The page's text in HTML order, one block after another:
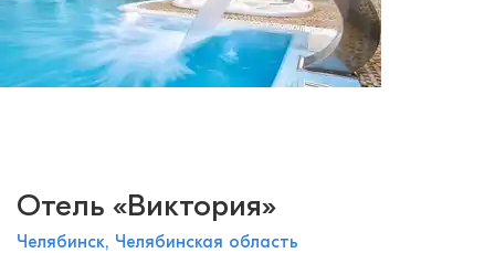
Отель «Виктория»
Челябинск, Челябинская область